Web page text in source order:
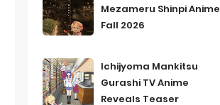
Mezameru Shinpi Anime
Fall 2026
Ichijyoma Mankitsu
Gurashi TV Anime
Reveals Teaser